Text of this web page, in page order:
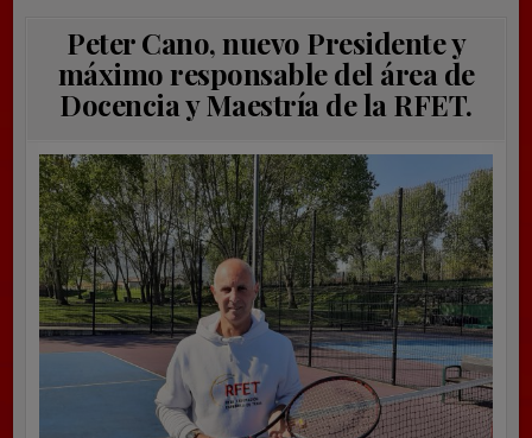
Peter Cano, nuevo Presidente y
máximo responsable del área de
Docencia y Maestría de la RFET.